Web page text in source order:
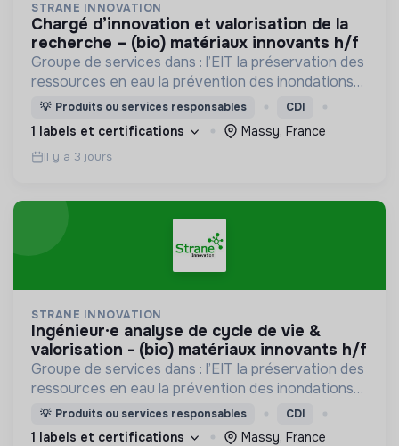
STRANE INNOVATION
chargé d’innovation et valorisation de la
recherche – (bio) matériaux innovants h/f
Groupe de services dans : l’EIT la préservation des
ressources en eau la prévention des inondations
l’agriculture durable et les écosystèmes
terrestres les sciences cognitives
💡 Produits ou services responsables CDI
1 labels et certifications Massy, France
Il y a 3 jours
STRANE INNOVATION
ingénieur·e analyse de cycle de vie &
valorisation - (bio) matériaux innovants h/f
Groupe de services dans : l’EIT la préservation des
ressources en eau la prévention des inondations
l’agriculture durable et les écosystèmes
terrestres les sciences cognitives
💡 Produits ou services responsables CDI
1 labels et certifications Massy, France